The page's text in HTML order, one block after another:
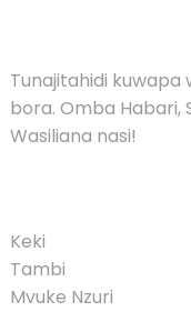
Tunajitahidi kuwapa
bora. Omba Habari,
Wasiliana nasi!
Keki
Tambi
Mvuke Nzuri